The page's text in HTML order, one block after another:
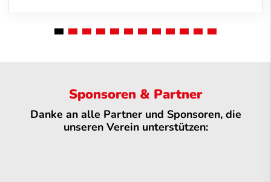
Sponsoren & Partner
Danke an alle Partner und Sponsoren, die
unseren Verein unterstützen: